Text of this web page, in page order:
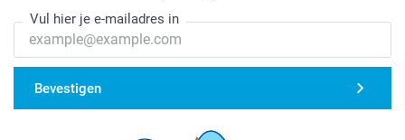
Vul hier je e-mailadres in
Bevestigen